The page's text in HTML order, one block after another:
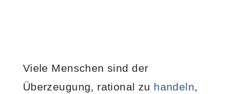
Viele Menschen sind der
Überzeugung, rational zu handeln,